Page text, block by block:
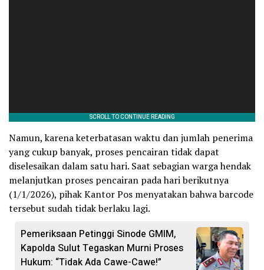
Namun, karena keterbatasan waktu dan jumlah penerima
yang cukup banyak, proses pencairan tidak dapat
diselesaikan dalam satu hari. Saat sebagian warga hendak
melanjutkan proses pencairan pada hari berikutnya
(1/1/2026), pihak Kantor Pos menyatakan bahwa barcode
tersebut sudah tidak berlaku lagi.
Pemeriksaan Petinggi Sinode GMIM,
Kapolda Sulut Tegaskan Murni Proses
Hukum: “Tidak Ada Cawe-Cawe!”